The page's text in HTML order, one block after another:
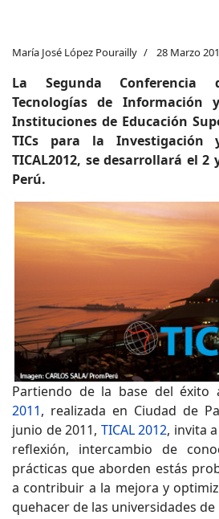
María José López Pourailly 28 Marzo
La Segunda Conferencia
Tecnologías de Información
Instituciones de Educación
TICs para la Investigación
TICAL2012, se desarrollará el
Perú.
Partiendo de la base del éxito
2011, realizada en Ciudad de
junio de 2011, TICAL 2012, invita
reflexión, intercambio de
prácticas que aborden estás
a contribuir a la mejora y
quehacer de las universidades